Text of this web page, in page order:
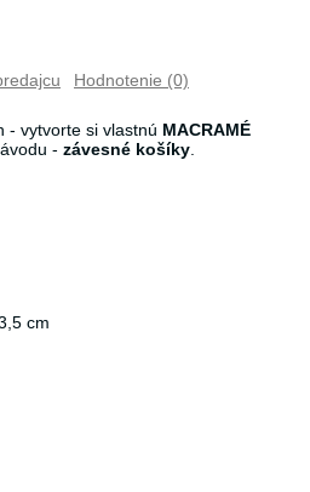
Hodnotenie (0)
- vytvorte si vlastnú MACRAMÉ
- závesné košíky.
cm